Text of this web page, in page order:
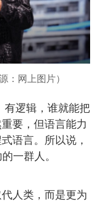
：网上图片）
有逻辑，谁就能把
要，但语言能力
语言。所以说，
一群人。
人类，而是更为